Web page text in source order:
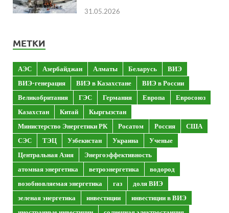
31.05.2026
МЕТКИ
АЭС Азербайджан Алматы Беларусь
ВИЭ
ВИЭ-генерация
ВИЭ в Казахстане
ВИЭ в России
Великобритания
ГЭС Германия Европа
Евросоюз
Казахстан
Китай
Кыргызстан
Министерство Энергетики РК
Росатом Россия
США
СЭС
ТЭЦ Узбекистан Украина
Ученые
Центральная Азия
Энергоэффективность
атомная энергетика
ветроэнергетика
водород
возобновляемая энергетика
газ
доля ВИЭ
зеленая энергетика
инвестиции
инвестиции в ВИЭ